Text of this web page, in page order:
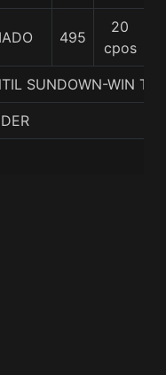
495
20
cpos
SUNDOWN-WIN